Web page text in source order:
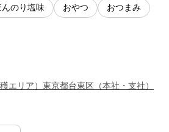
んのり塩味 おやつ おつまみ
エリア ） 東京都台東区 （本社・支社 ）